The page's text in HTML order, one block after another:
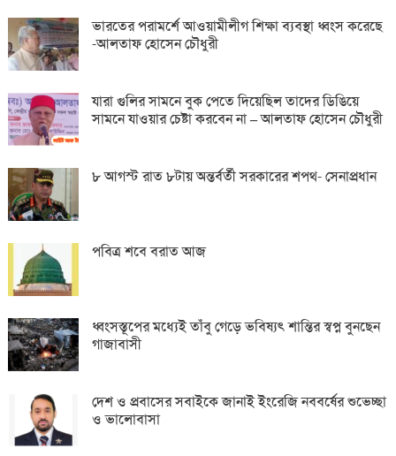
ভারতের পরামর্শে আওয়ামীলীগ শিক্ষা ব্যবস্থা ধ্বংস করেছে
-আলতাফ হোসেন চৌধুরী
যারা গুলির সামনে বুক পেতে দিয়েছিল তাদের ডিঙিয়ে
সামনে যাওয়ার চেষ্টা করবেন না – আলতাফ হোসেন চৌধুরী
৮ আগস্ট রাত ৮টায় অন্তর্বর্তী সরকারের শপথ- সেনাপ্রধান
পবিত্র শবে বরাত আজ
ধ্বংসস্তূপের মধ্যেই তাঁবু গেড়ে ভবিষ্যৎ শান্তির স্বপ্ন বুনছেন
গাজাবাসী
দেশ ও প্রবাসের সবাইকে জানাই ইংরেজি নববর্ষের শুভেচ্ছা
ও ভালোবাসা